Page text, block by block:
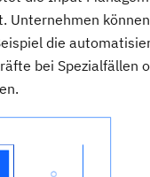
Unternehmen können
die
bei Spezialfällen